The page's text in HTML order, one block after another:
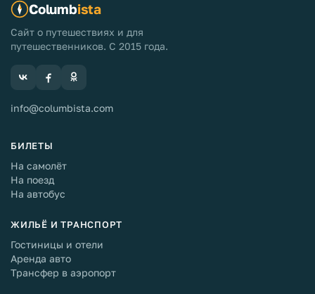
Columbista
Сайт о путешествиях и для
путешественников. С 2015 года.
info@columbista.com
БИЛЕТЫ
На самолёт
На поезд
На автобус
ЖИЛЬЁ И ТРАНСПОРТ
Гостиницы и отели
Аренда авто
Трансфер в аэропорт